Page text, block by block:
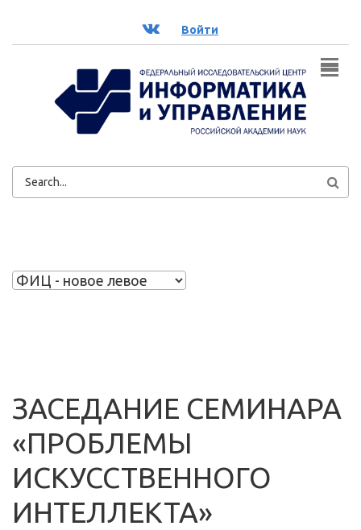
ВК Войти
ФОРМА
ЗАСЕДАНИЕ СЕМИНАРА
«ПРОБЛЕМЫ
ИСКУССТВЕННОГО
ИНТЕЛЛЕКТА»